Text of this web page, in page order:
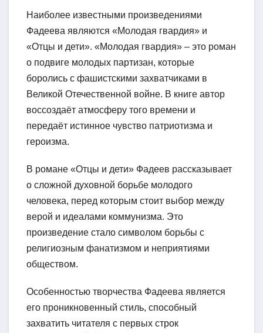
Наиболее известными произведениями
Фадеева являются «Молодая гвардия» и
«Отцы и дети». «Молодая гвардия» – это роман
о подвиге молодых партизан, которые
боролись с фашистскими захватчиками в
Великой Отечественной войне. В книге автор
воссоздаёт атмосферу того времени и
передаёт истинное чувство патриотизма и
героизма.
В романе «Отцы и дети» Фадеев рассказывает
о сложной духовной борьбе молодого
человека, перед которым стоит выбор между
верой и идеалами коммунизма. Это
произведение стало символом борьбы с
религиозным фанатизмом и неприятиями
обществом.
Особенностью творчества Фадеева является
его проникновенный стиль, способный
захватить читателя с первых строк